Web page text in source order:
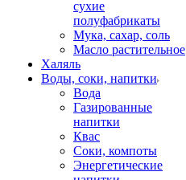
сухие
полуфабрикаты
Мука, сахар, соль
Масло растительное
Халяль
Воды, соки, напитки
Вода
Газированные
напитки
Квас
Соки, компоты
Энергетические